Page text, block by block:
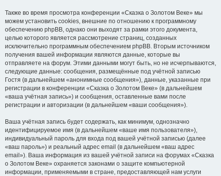
Также во время просмотра конференции «Сказка о Золотом Веке» мы
можем установить cookies, внешние по отношению к программному
обеспечению phpBB, однако они выходят за рамки этого документа,
целью которого является рассмотрение страниц, созданных
исключительно программным обеспечением phpBB. Вторым источником
получения вашей информации являются данные, которые вы
отправляете на форум. Этими данными могут быть, но не исчерпываются,
следующие данные: сообщения, размещённые под учётной записью
Гостя (в дальнейшем «анонимные сообщения»), данные, указанные при
регистрации в конференции «Сказка о Золотом Веке» (в дальнейшем
«ваша учётная запись») и сообщения, оставленные вами после
регистрации и авторизации (в дальнейшем «ваши сообщения»).
Ваша учётная запись будет содержать, как минимум, однозначно
идентифицируемое имя (в дальнейшем «ваше имя пользователя»),
индивидуальный пароль для входа под вашей учётной записью (далее
«ваш пароль») и реальный адрес email (в дальнейшем «ваш адрес
email»). Ваша информация из вашей учётной записи на форумах «Сказка
о Золотом Веке» охраняется законами о защите компьютерной
информации, применяемыми в стране, предоставляющей нам услуги